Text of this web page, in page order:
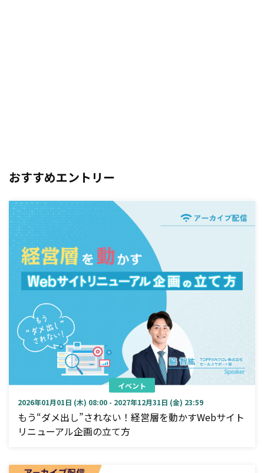
おすすめエントリー
イベント
2026年01月01日 (木) 08:00 - 2027年12月31日 (金) 23:59
もう“ダメ出し”されない！経営層を動かすWebサイト
リニューアル企画の立て方